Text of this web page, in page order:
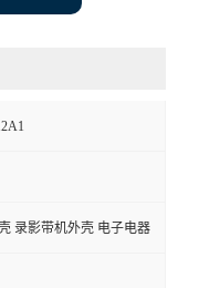
录影带机外壳 电子电器